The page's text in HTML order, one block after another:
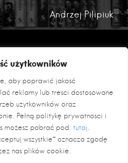
użytkowników
aby poprawić jakość
reklamy lub treści dostosowane
użytkowników oraz
Pełną politykę prywatności i
możesz pobrać pod: tutaj.
wszystkie” oznacza zgodę
nas plików cookie.
Andrzej Pilipiuk
prywatności
RODO